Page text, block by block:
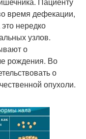
время дефекации,
нередко
узлов.
о
рождения. Во
о
опухоли.